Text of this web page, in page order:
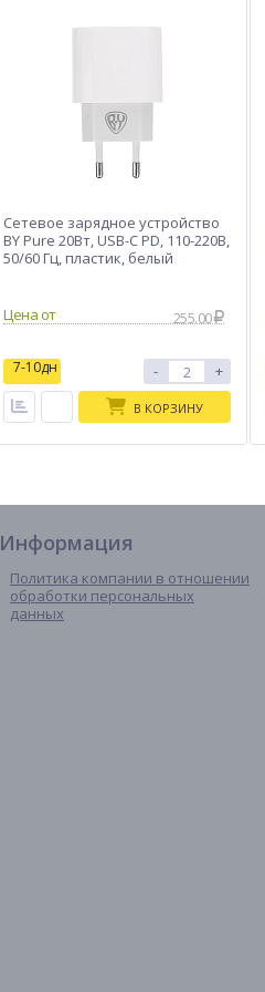
Сетевое зарядное устройство
BY Pure 20Вт, USB-C PD, 110-220В,
50/60 Гц, пластик, белый
255.00
7-10дн - +
В КОРЗИНУ
Информация
Политика компании в отношении
обработки персональных
данных